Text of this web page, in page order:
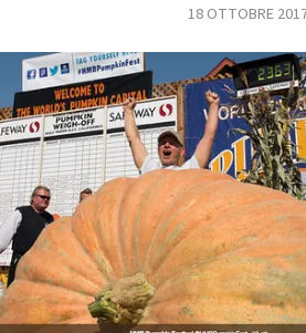
FOTO
CONCORSI
EVENTI
VIDEO
18 OTTOBRE